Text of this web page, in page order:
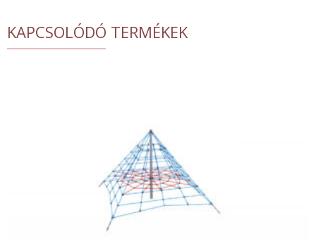
KAPCSOLÓDÓ TERMÉKEK